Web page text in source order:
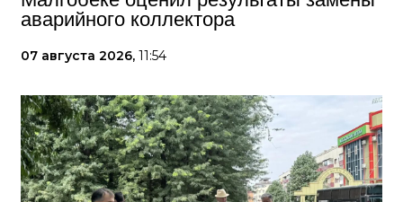
аварийного коллектора
07 августа 2026, 11:54